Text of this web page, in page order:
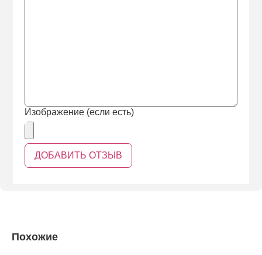
Изображение (если есть)
Похожие